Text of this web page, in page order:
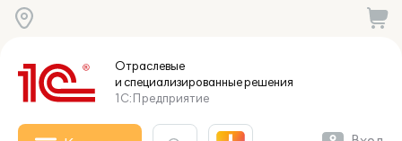
Отраслевые
и специализированныерешения
1С:Предприятие